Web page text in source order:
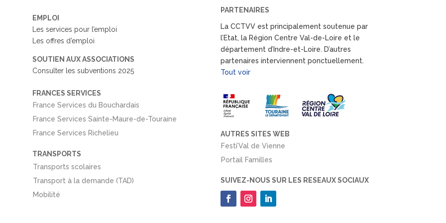
EMPLOI
Les services pour l’emploi
Les offres d’emploi
SOUTIEN AUX ASSOCIATIONS
Consulter les subventions 2025
FRANCES SERVICES
France Services du Bouchardais
France Services Sainte-Maure-de-Touraine
France Services Richelieu
TRANSPORTS
Transports scolaires
Transport à la demande (TAD)
Mobilité
PARTENAIRES
La CCTVV est principalement soutenue par
l’Etat, la Région Centre Val-de-Loire et le
département d’Indre-et-Loire. D’autres
partenaires interviennent ponctuellement.
Tout voir
AUTRES SITES WEB
Festi’Val de Vienne
Portail Familles
SUIVEZ-NOUS SUR LES RESEAUX SOCIAUX